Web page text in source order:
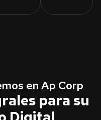
en Ap Corp
para su